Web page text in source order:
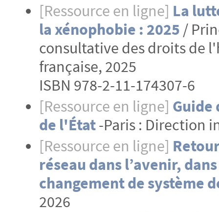
[Ressource en ligne] La
la xénophobie : 2025 /
consultative des droits de
française, 2025
ISBN 978-2-11-174307-6
[Ressource en ligne] Guide
de l'État-Paris : Direction
[Ressource en ligne]
réseau dans l’avenir,
changement de système
2026